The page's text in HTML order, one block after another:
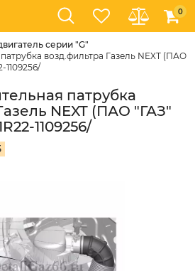
0
серии "G"
возд.фильтра Газель NEXT (ПАО
1109256/
патрубка
NEXT (ПАО "ГАЗ"
1109256/